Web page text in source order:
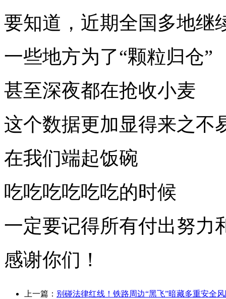
要知道，近期全国多地继
一些地方为了“颗粒归仓”
甚至深夜都在抢收小麦
这个数据更加显得来之不
在我们端起饭碗
吃吃吃吃吃吃的时候
一定要记得所有付出努力
感谢你们！
上一篇： 别碰法律红线！铁路周边“黑飞”暗藏多重安全